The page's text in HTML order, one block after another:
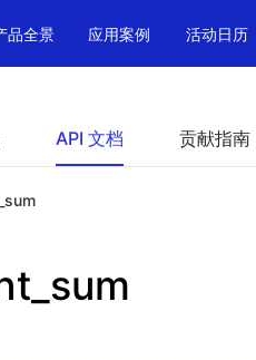
品全景 应用案例 活动日历
API 文档 贡献指南